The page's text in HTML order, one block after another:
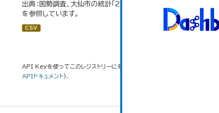
出典：国勢調査、大仙市の統計「2-6 労働力人口」のデータ
を参照しています。
CSV
API Keyを使ってこのレジストリーにもアクセス可能です
APIドキュメント).